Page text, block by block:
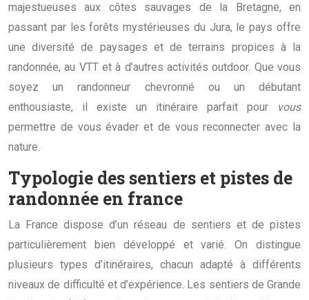
majestueuses aux côtes sauvages de la Bretagne, en
passant par les forêts mystérieuses du Jura, le pays offre
une diversité de paysages et de terrains propices à la
randonnée, au VTT et à d’autres activités outdoor. Que vous
soyez un randonneur chevronné ou un débutant
enthousiaste, il existe un itinéraire parfait pour
vous
permettre de vous évader et de vous reconnecter avec la
nature.
Typologie des sentiers et pistes de
randonnée en france
La France dispose d’un réseau de sentiers et de pistes
particulièrement bien développé et varié. On distingue
plusieurs types d’itinéraires, chacun adapté à différents
niveaux de difficulté et d’expérience. Les sentiers de Grande